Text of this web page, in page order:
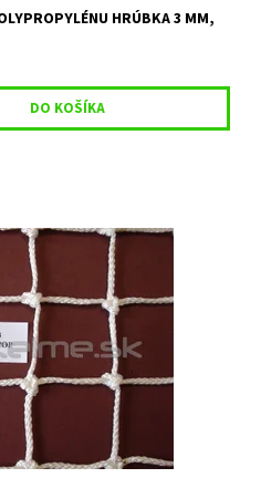
HRÚBKA 3 MM,
úpravou vhodná na
deliaca sieť, na tenisové kurty
Hrúbka: 3 mm